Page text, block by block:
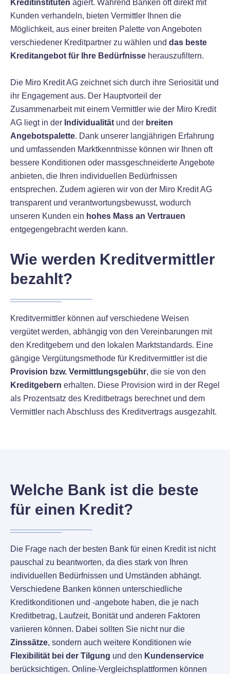
Kreditinstituten agiert. Während Banken oft direkt mit
Kunden verhandeln, bieten Vermittler Ihnen die
Möglichkeit, aus einer breiten Palette von Angeboten
verschiedener Kreditpartner zu wählen und das beste
Kreditangebot für Ihre Bedürfnisse herauszufiltern.
Die Miro Kredit AG zeichnet sich durch ihre Seriosität und
ihr Engagement aus. Der Hauptvorteil der
Zusammenarbeit mit einem Vermittler wie der Miro Kredit
AG liegt in der Individualität und der breiten
Angebotspalette. Dank unserer langjährigen Erfahrung
und umfassenden Marktkenntnisse können wir Ihnen oft
bessere Konditionen oder massgeschneiderte Angebote
anbieten, die Ihren individuellen Bedürfnissen
entsprechen. Zudem agieren wir von der Miro Kredit AG
transparent und verantwortungsbewusst, wodurch
unseren Kunden ein hohes Mass an Vertrauen
entgegengebracht werden kann.
Wie werden Kreditvermittler
bezahlt?
Kreditvermittler können auf verschiedene Weisen
vergütet werden, abhängig von den Vereinbarungen mit
den Kreditgebern und den lokalen Marktstandards. Eine
gängige Vergütungsmethode für Kreditvermittler ist die
Provision bzw. Vermittlungsgebühr, die sie von den
Kreditgebern erhalten. Diese Provision wird in der Regel
als Prozentsatz des Kreditbetrags berechnet und dem
Vermittler nach Abschluss des Kreditvertrags ausgezahlt.
Welche Bank ist die beste
für einen Kredit?
Die Frage nach der besten Bank für einen Kredit ist nicht
pauschal zu beantworten, da dies stark von Ihren
individuellen Bedürfnissen und Umständen abhängt.
Verschiedene Banken können unterschiedliche
Kreditkonditionen und -angebote haben, die je nach
Kreditbetrag, Laufzeit, Bonität und anderen Faktoren
variieren können. Dabei sollten Sie nicht nur die
Zinssätze, sondern auch weitere Konditionen wie
Flexibilität bei der Tilgung und den Kundenservice
berücksichtigen. Online-Vergleichsplattformen können